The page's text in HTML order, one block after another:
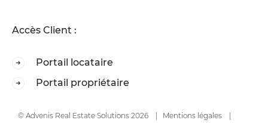
Accès Client :
Portail locataire
Portail propriétaire
© Advenis Real Estate Solutions 2026 Mentions légales